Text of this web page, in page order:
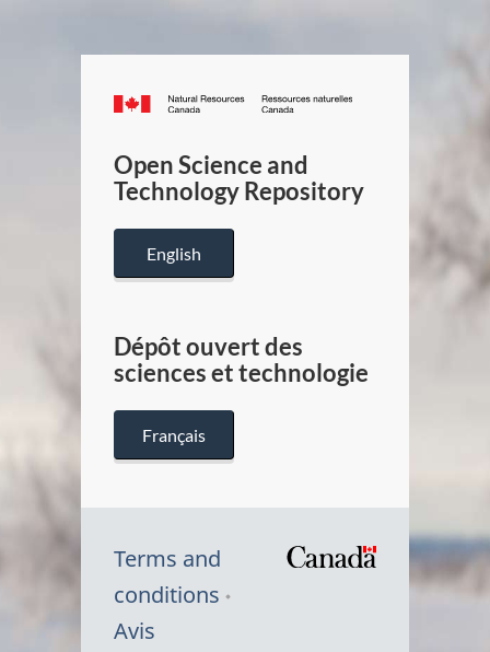
Canada.ca
/
Canada
Open Science and
Technology Repository
English
Dépôt ouvert des
sciences et technologie
Français
Terms and
conditions
Avis
Symbole